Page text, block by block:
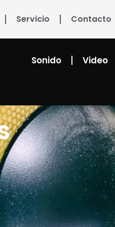
Servicio Contacto
Sonido Video